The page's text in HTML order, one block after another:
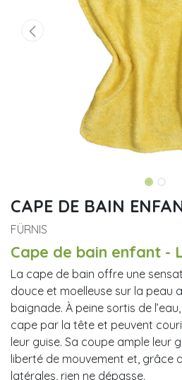
CAPE DE BAIN
FÜRNIS
Cape de bain enfant -
La cape de bain offre une
douce et moelleuse sur la peau
baignade. À peine sortis de
cape par la tête et peuvent
leur guise. Sa coupe ample leur
liberté de mouvement et, grâce
latérales, rien ne dépasse.